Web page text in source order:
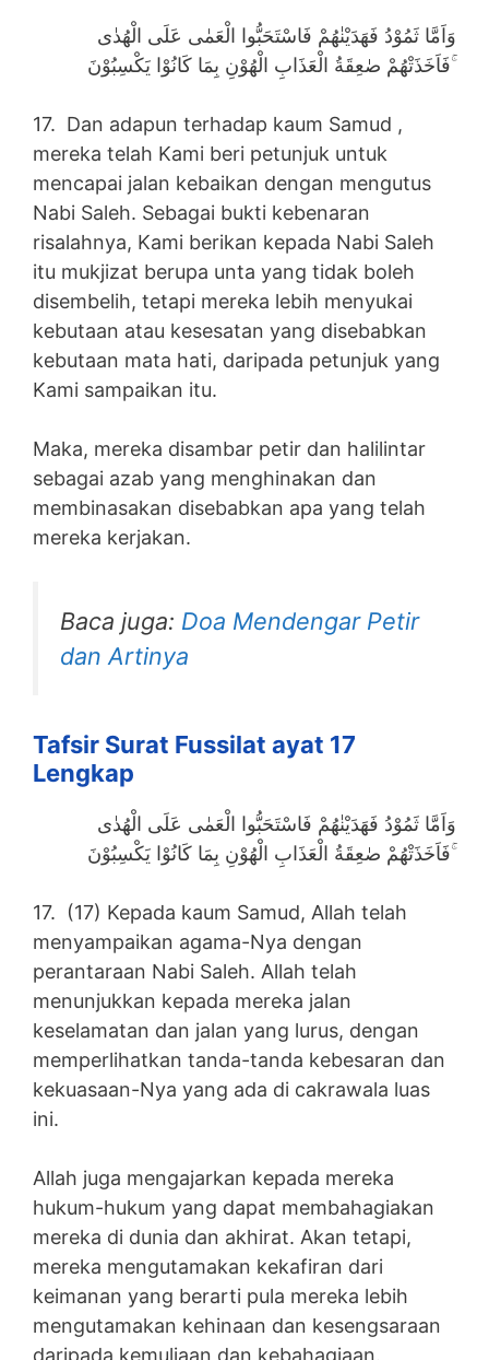
وَاَمَّا ثَمُوْدُ فَهَدَيْنٰهُمْ فَاسْتَحَبُّوا الْعَمٰى عَلَى الْهُدٰى
فَاَخَذَتْهُمْ صٰعِقَةُ الْعَذَابِ الْهُوْنِ بِمَا كَانُوْا يَكْسِبُوْنَ ۚ
17. Dan adapun terhadap kaum Samud ,
mereka telah Kami beri petunjuk untuk
mencapai jalan kebaikan dengan mengutus
Nabi Saleh. Sebagai bukti kebenaran
risalahnya, Kami berikan kepada Nabi Saleh
itu mukjizat berupa unta yang tidak boleh
disembelih, tetapi mereka lebih menyukai
kebutaan atau kesesatan yang disebabkan
kebutaan mata hati, daripada petunjuk yang
Kami sampaikan itu.
Maka, mereka disambar petir dan halilintar
sebagai azab yang menghinakan dan
membinasakan disebabkan apa yang telah
mereka kerjakan.
Baca juga: Doa Mendengar Petir
dan Artinya
Tafsir Surat Fussilat ayat 17
Lengkap
وَاَمَّا ثَمُوْدُ فَهَدَيْنٰهُمْ فَاسْتَحَبُّوا الْعَمٰى عَلَى الْهُدٰى
فَاَخَذَتْهُمْ صٰعِقَةُ الْعَذَابِ الْهُوْنِ بِمَا كَانُوْا يَكْسِبُوْنَ ۚ
17. (17) Kepada kaum Samud, Allah telah
menyampaikan agama-Nya dengan
perantaraan Nabi Saleh. Allah telah
menunjukkan kepada mereka jalan
keselamatan dan jalan yang lurus, dengan
memperlihatkan tanda-tanda kebesaran dan
kekuasaan-Nya yang ada di cakrawala luas
ini.
Allah juga mengajarkan kepada mereka
hukum-hukum yang dapat membahagiakan
mereka di dunia dan akhirat. Akan tetapi,
mereka mengutamakan kekafiran dari
keimanan yang berarti pula mereka lebih
mengutamakan kehinaan dan kesengsaraan
daripada kemuliaan dan kebahagiaan.